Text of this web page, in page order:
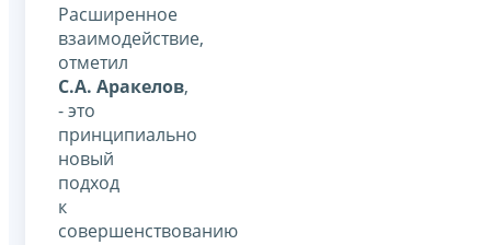
Расширенное
взаимодействие,
отметил
С.А. Аракелов,
- это
принципиально
новый
подход
к
совершенствованию